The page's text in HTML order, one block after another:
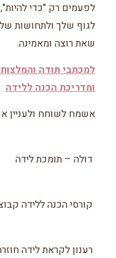
לפעמים רק "כדי
לגוף שלך ולתחושות
שאת רוצה ומאמינה.
למכתבי תודה
ומדריכת הכנה ללידה
אשמח לשוחח ולעניין
דולה – תומכת לידה
קורסי הכנה ללידה
רענון לקראת לידה